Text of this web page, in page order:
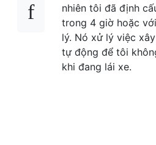
nhiên tôi đã định
trong 4 giờ hoặc
lý. Nó xử lý việc
tự động để tôi
khi đang lái xe.